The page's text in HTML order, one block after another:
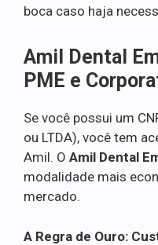
boca caso haja
Amil Dental
PME e
Se você possui um
ou LTDA), você tem
Amil. O Amil Dental
modalidade mais
mercado.
A Regra de Ouro: